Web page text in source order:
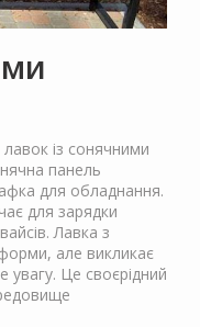
із сонячними
панель
для обладнання.
для зарядки
Лавка з
але викликає
увагу. Це своєрідний